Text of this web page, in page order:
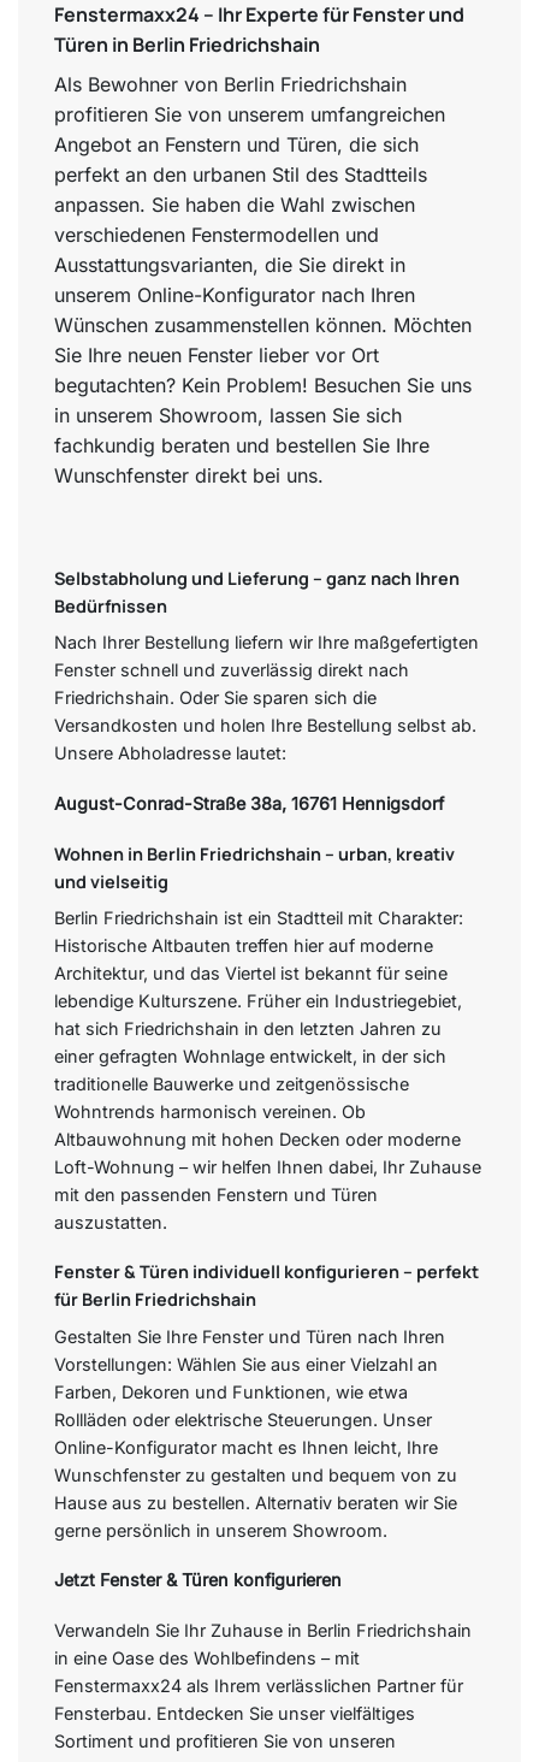
Fenstermaxx24 – Ihr Experte für Fenster und
Türen in Berlin Friedrichshain
Als Bewohner von Berlin Friedrichshain
profitieren Sie von unserem umfangreichen
Angebot an Fenstern und Türen, die sich
perfekt an den urbanen Stil des Stadtteils
anpassen. Sie haben die Wahl zwischen
verschiedenen Fenstermodellen und
Ausstattungsvarianten, die Sie direkt in
unserem Online-Konfigurator nach Ihren
Wünschen zusammenstellen können. Möchten
Sie Ihre neuen Fenster lieber vor Ort
begutachten? Kein Problem! Besuchen Sie uns
in unserem Showroom, lassen Sie sich
fachkundig beraten und bestellen Sie Ihre
Wunschfenster direkt bei uns.
Selbstabholung und Lieferung – ganz nach Ihren
Bedürfnissen
Nach Ihrer Bestellung liefern wir Ihre maßgefertigten
Fenster schnell und zuverlässig direkt nach
Friedrichshain. Oder Sie sparen sich die
Versandkosten und holen Ihre Bestellung selbst ab.
Unsere Abholadresse lautet:
August-Conrad-Straße 38a, 16761 Hennigsdorf
Wohnen in Berlin Friedrichshain – urban, kreativ
und vielseitig
Berlin Friedrichshain ist ein Stadtteil mit Charakter:
Historische Altbauten treffen hier auf moderne
Architektur, und das Viertel ist bekannt für seine
lebendige Kulturszene. Früher ein Industriegebiet,
hat sich Friedrichshain in den letzten Jahren zu
einer gefragten Wohnlage entwickelt, in der sich
traditionelle Bauwerke und zeitgenössische
Wohntrends harmonisch vereinen. Ob
Altbauwohnung mit hohen Decken oder moderne
Loft-Wohnung – wir helfen Ihnen dabei, Ihr Zuhause
mit den passenden Fenstern und Türen
auszustatten.
Fenster & Türen individuell konfigurieren – perfekt
für Berlin Friedrichshain
Gestalten Sie Ihre Fenster und Türen nach Ihren
Vorstellungen: Wählen Sie aus einer Vielzahl an
Farben, Dekoren und Funktionen, wie etwa
Rollläden oder elektrische Steuerungen. Unser
Online-Konfigurator macht es Ihnen leicht, Ihre
Wunschfenster zu gestalten und bequem von zu
Hause aus zu bestellen. Alternativ beraten wir Sie
gerne persönlich in unserem Showroom.
Jetzt Fenster & Türen konfigurieren
Verwandeln Sie Ihr Zuhause in Berlin Friedrichshain
in eine Oase des Wohlbefindens – mit
Fenstermaxx24 als Ihrem verlässlichen Partner für
Fensterbau. Entdecken Sie unser vielfältiges
Sortiment und profitieren Sie von unseren